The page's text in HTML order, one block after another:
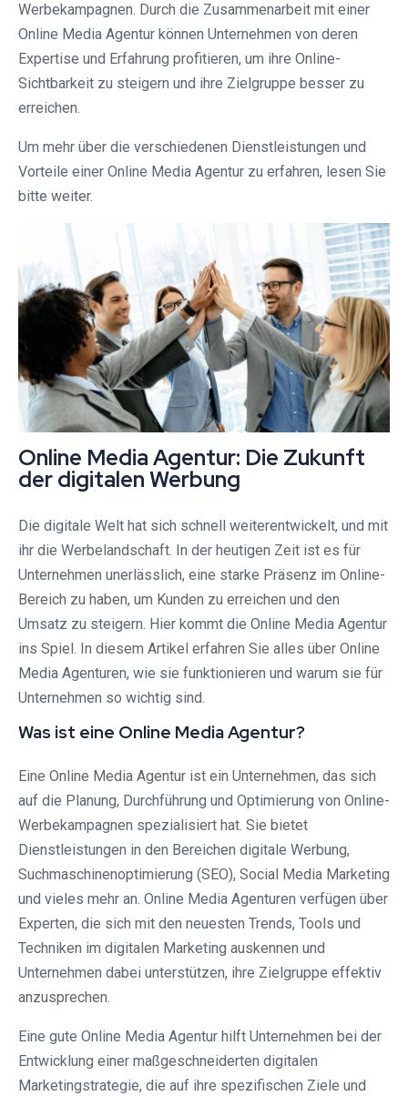
Werbekampagnen. Durch die Zusammenarbeit mit einer
Online Media Agentur können Unternehmen von deren
Expertise und Erfahrung profitieren, um ihre Online-
Sichtbarkeit zu steigern und ihre Zielgruppe besser zu
erreichen.
Um mehr über die verschiedenen Dienstleistungen und
Vorteile einer Online Media Agentur zu erfahren, lesen Sie
bitte weiter.
Online Media Agentur: Die Zukunft
der digitalen Werbung
Die digitale Welt hat sich schnell weiterentwickelt, und mit
ihr die Werbelandschaft. In der heutigen Zeit ist es für
Unternehmen unerlässlich, eine starke Präsenz im Online-
Bereich zu haben, um Kunden zu erreichen und den
Umsatz zu steigern. Hier kommt die Online Media Agentur
ins Spiel. In diesem Artikel erfahren Sie alles über Online
Media Agenturen, wie sie funktionieren und warum sie für
Unternehmen so wichtig sind.
Was ist eine Online Media Agentur?
Eine Online Media Agentur ist ein Unternehmen, das sich
auf die Planung, Durchführung und Optimierung von Online-
Werbekampagnen spezialisiert hat. Sie bietet
Dienstleistungen in den Bereichen digitale Werbung,
Suchmaschinenoptimierung (SEO), Social Media Marketing
und vieles mehr an. Online Media Agenturen verfügen über
Experten, die sich mit den neuesten Trends, Tools und
Techniken im digitalen Marketing auskennen und
Unternehmen dabei unterstützen, ihre Zielgruppe effektiv
anzusprechen.
Eine gute Online Media Agentur hilft Unternehmen bei der
Entwicklung einer maßgeschneiderten digitalen
Marketingstrategie, die auf ihre spezifischen Ziele und